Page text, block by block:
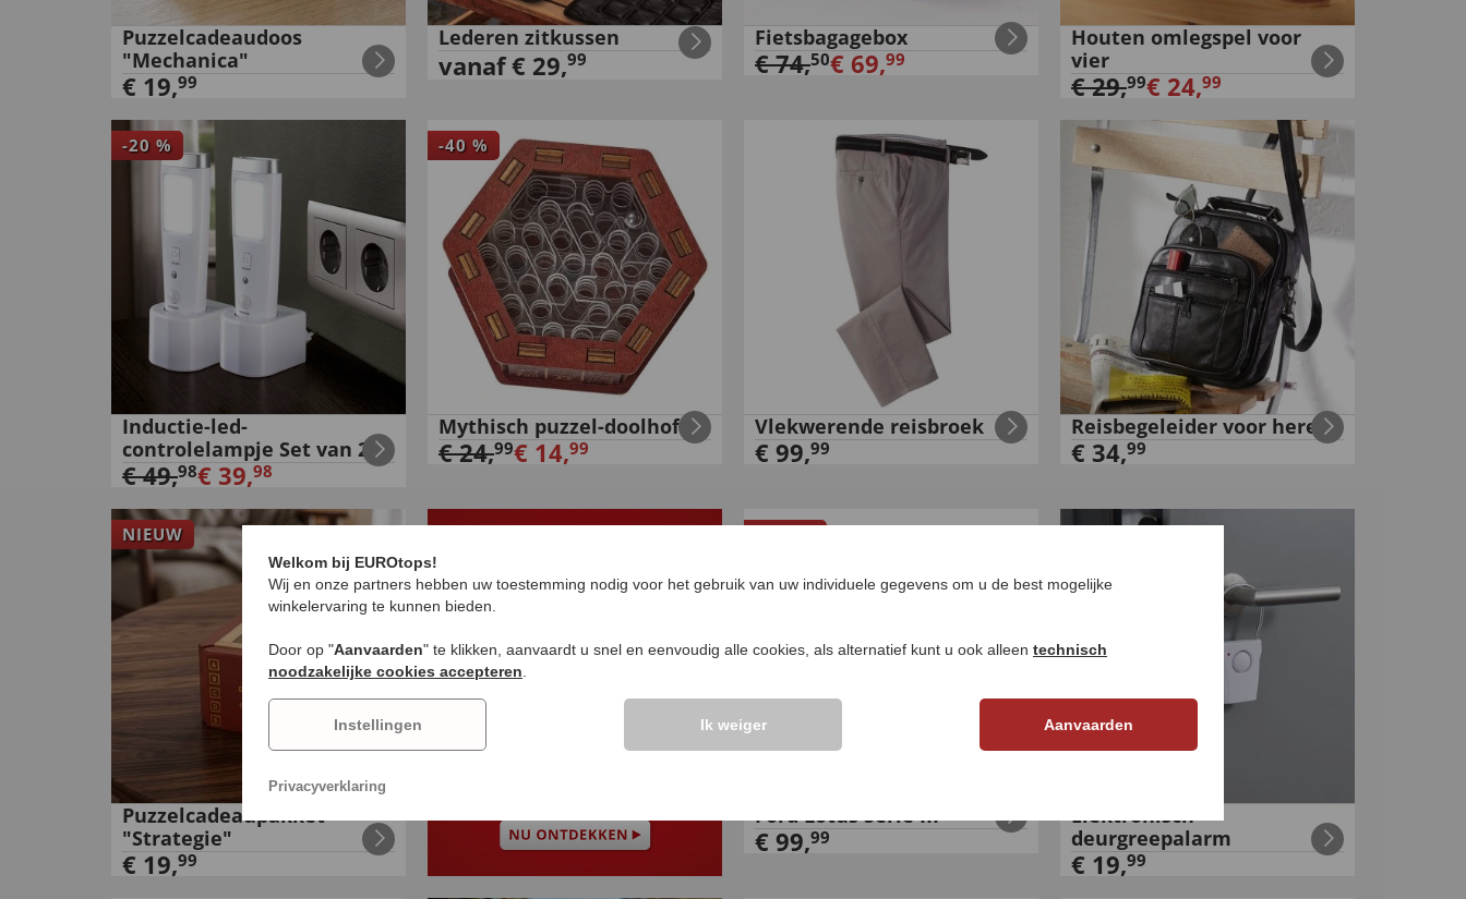
Puzzelcadeaudoos
"Mechanica"
€ 19,99
Lederen zitkussen
vanaf€ 29,99
Fietsbagagebox
€74,50€ 69,99
Houten omlegspel voor
vier
€29,99€ 24,99
-20 %
Inductie-led-
controlelampje Set van 2
€49,98€ 39,98
-40 %
Mythisch puzzel-doolhof
€24,99€ 14,99
Vlekwerende reisbroek
€ 99,99
Reisbegeleider voor heren
€ 34,99
NIEUW
Puzzelcadeaupakket
"Strategie"
€ 19,99
Ford Lotus Serie III
€ 99,99
Elektronisch
deurgreepalarm
€ 19,99
Welkom bij EUROtops!
Wij en onze partners hebben uw toestemming nodig voor het gebruik van uw individuele gegevens om u de best mogelijke
winkelervaring te kunnen bieden.
Door op "Aanvaarden" te klikken, aanvaardt u snel en eenvoudig alle cookies, als alternatief kunt u ook alleen technisch
noodzakelijke cookies accepteren
Instellingen Ik weiger Aanvaarden
Privacyverklaring